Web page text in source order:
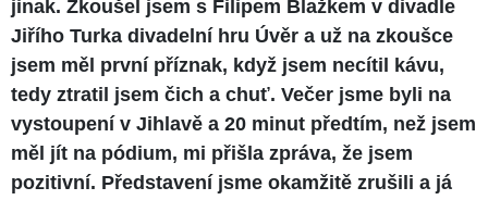
jinak. Zkoušel jsem s Filipem Blažkem v divadle
Jiřího Turka divadelní hru Úvěr a už na zkoušce
jsem měl první příznak, když jsem necítil kávu,
tedy ztratil jsem čich a chuť. Večer jsme byli na
vystoupení v Jihlavě a 20 minut předtím, než jsem
měl jít na pódium, mi přišla zpráva, že jsem
pozitivní. Představení jsme okamžitě zrušili a já